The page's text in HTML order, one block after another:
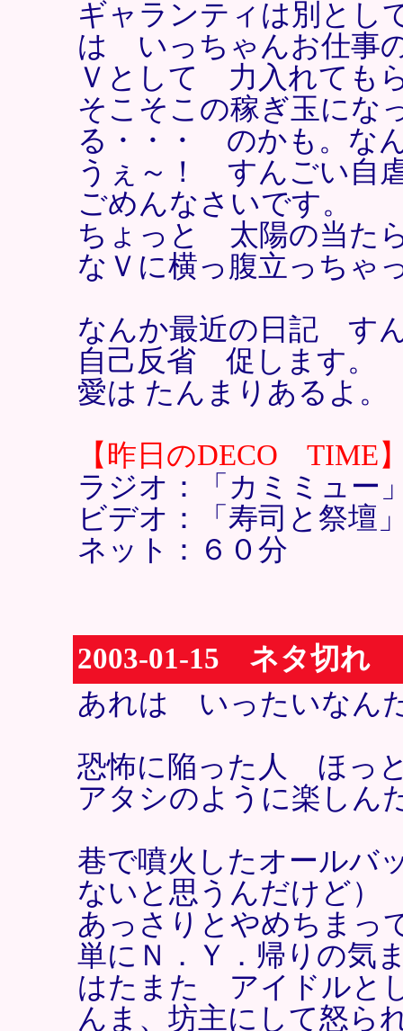
ギャランティは別とし
は いっちゃんお仕事
Ｖとして 力入れても
そこそこの稼ぎ玉に
る・・・ のかも。な
うぇ～！ すんごい自
ごめんなさいです。
ちょっと 太陽の当た
なＶに横っ腹立っちゃ
なんか最近の日記 す
自己反省 促します。
愛は たんまりあるよ。
【昨日のDECO TIME
ラジオ：「カミミュー
ビデオ：「寿司と祭壇
ネット：６０分
2003-01-15 ネタ切れ
あれは いったいなん
恐怖に陥った人 ほっ
アタシのように楽し
巷で噴火したオールバ
ないと思うんだけど）
あっさりとやめちまっ
単にＮ．Ｙ．帰りの気
はたまた アイドルと
んま、坊主にして怒